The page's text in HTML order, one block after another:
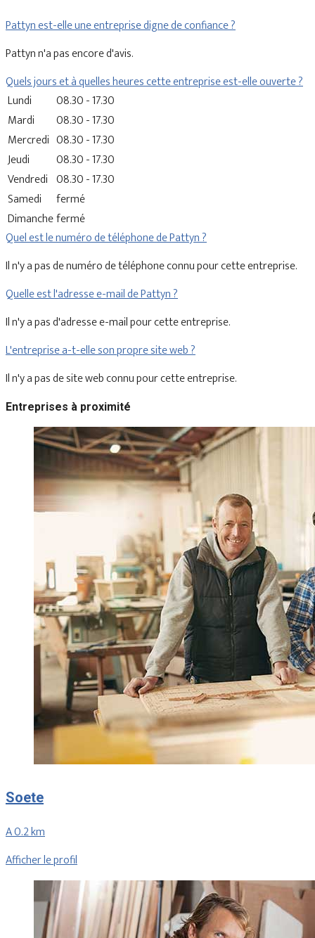
Pattyn est-elle une entreprise digne de confiance ?
Pattyn n'a pas encore d'avis.
Quels jours et à quelles heures cette entreprise est-elle ouverte ?
Lundi
08.30 - 17.30
Mardi
08.30 - 17.30
Mercredi 08.30 - 17.30
Jeudi
08.30 - 17.30
Vendredi 08.30 - 17.30
Samedi
fermé
Dimanchefermé
Quel est le numéro de téléphone de Pattyn ?
Il n'y a pas de numéro de téléphone connu pour cette entreprise.
Quelle est l'adresse e-mail de Pattyn ?
Il n'y a pas d'adresse e-mail pour cette entreprise.
L'entreprise a-t-elle son propre site web ?
Il n'y a pas de site web connu pour cette entreprise.
Entreprises à proximité
Soete
A 0.2 km
Afficher le profil